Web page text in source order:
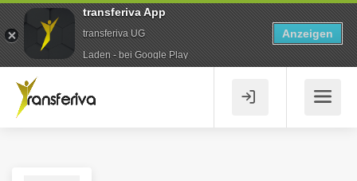
transferiva App
transferiva UG
Laden - bei Google Play
Anzeigen